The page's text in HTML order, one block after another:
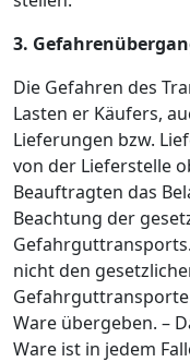
3.
Die Gefahren des
Lasten er Käufers,
Lieferungen bzw.
von der Lieferstelle
Beauftragten das
Beachtung der
nicht den
Ware übergeben. –
Ware ist in jedem